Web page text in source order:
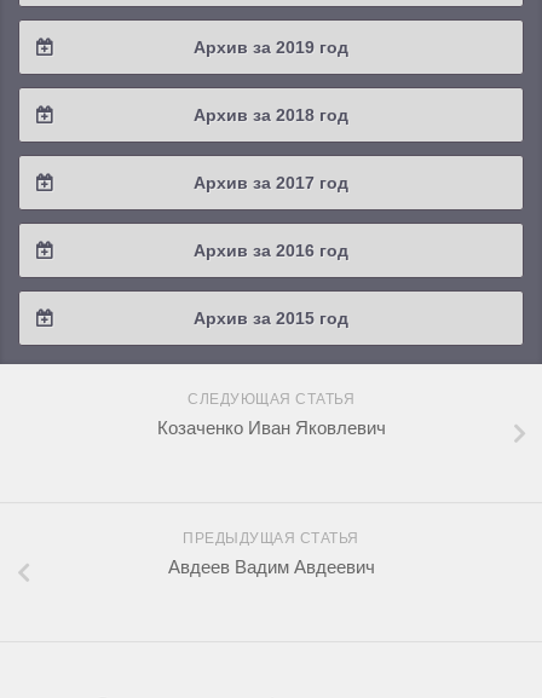
2022 / #1
2021 / #3
2021 / #1
2020 / #4
2020 / #3
2020 / #1
Архив за 2019 год
2019 / #4
2019 / #3
2019 / #1
Архив за 2018 год
2018 / #4
2018 / #3
2018 / #1
Архив за 2017 год
2017 / #4
2017 / #3
2017 / #1
Архив за 2016 год
2016 / #4
2016 / #3
2016 / #2
Архив за 2015 год
2015 / #3
2015 / #2
СЛЕДУЮЩАЯ СТАТЬЯ
Козаченко Иван Яковлевич
ПРЕДЫДУЩАЯ СТАТЬЯ
Авдеев Вадим Авдеевич